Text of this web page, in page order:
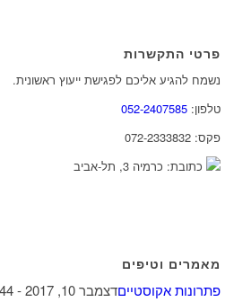
פרטי התקשרות
נשמח להגיע אליכם לפגישת ייעוץ ראשונית.
טלפון: 052-2407585
פקס: 072-2333832
כתובת: כרמיה 3, תל-אביב
מאמרים וטיפים
פתרונות אקוסטייםדצמבר 10, 2017 - 3:44 pm